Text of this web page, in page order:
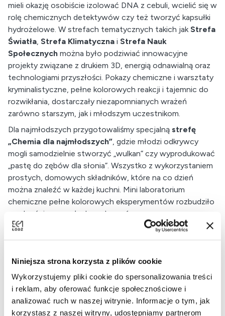
Niniejsza strona korzysta z plików cookie
Wykorzystujemy pliki cookie do spersonalizowania treści
i reklam, aby oferować funkcje społecznościowe i
analizować ruch w naszej witrynie. Informacje o tym, jak
korzystasz z naszej witryny, udostępniamy partnerom
mieli okazję osobiście izolować DNA z cebuli, wcielić się w
rolę chemicznych detektywów czy też tworzyć kapsułki
hydrożelowe. W strefach tematycznych takich jakStrefa
Światła, Strefa Klimatyczna i Strefa Nauk
Społecznych można było podziwiać innowacyjne
projekty związane z drukiem 3D, energią odnawialną oraz
technologiami przyszłości. Pokazy chemiczne i warsztaty
kryminalistyczne, pełne kolorowych reakcji i tajemnic do
rozwikłania, dostarczały niezapomnianych wrażeń
zarówno starszym, jak i młodszym uczestnikom.
Dla najmłodszych przygotowaliśmy specjalną strefę
„Chemia dla najmłodszych”, gdzie młodzi odkrywcy
mogli samodzielnie stworzyć „wulkan” czy wyprodukować
„pastę do zębów dla słonia”. Wszystko z wykorzystaniem
prostych, domowych składników, które na co dzień
można znaleźć w każdej kuchni. Mini laboratorium
chemiczne pełne kolorowych eksperymentów rozbudziło
wyobraźnię przyszłych naukowców.
Tegoroczna edycja wzbogacona była także o pokazy w
Kinie Sferycznym, które zabierały widzów w wyjątkową
„Jesteśmy astronomami”,„Nanocam”oraz
powrotem”cieszyły się dużym zainteresowaniem i
sprawiły, że bilety na seanse wyprzedały się w
błyskawicznym tempie.